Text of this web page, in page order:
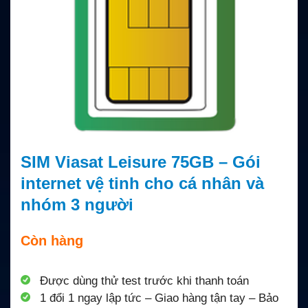
SIM Viasat Leisure 75GB – Gói
internet vệ tinh cho cá nhân và
nhóm 3 người
Còn hàng
Được dùng thử test trước khi thanh toán
1 đổi 1 ngay lập tức – Giao hàng tận tay – Bảo